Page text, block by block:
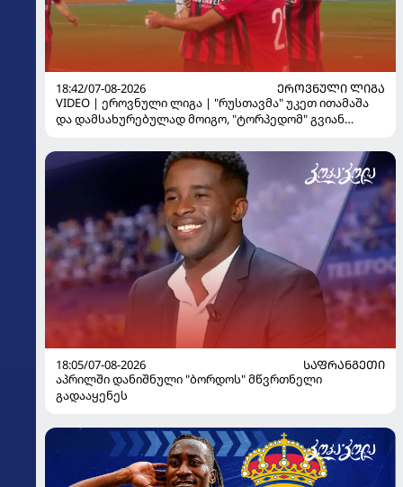
18:42/07-08-2026
ᲔᲠᲝᲕᲜᲣᲚᲘ ᲚᲘᲒᲐ
VIDEO | ეროვნული ლიგა | "რუსთავმა" უკეთ ითამაშა
და დამსახურებულად მოიგო, "ტორპედომ" გვიან
18:05/07-08-2026
ᲡᲐᲤᲠᲐᲜᲒᲔᲗᲘ
აპრილში დანიშნული "ბორდოს" მწვრთნელი
გადააყენეს